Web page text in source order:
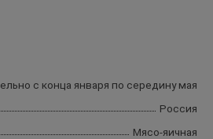
с конца января по середину мая
Россия
Мясо-яичная